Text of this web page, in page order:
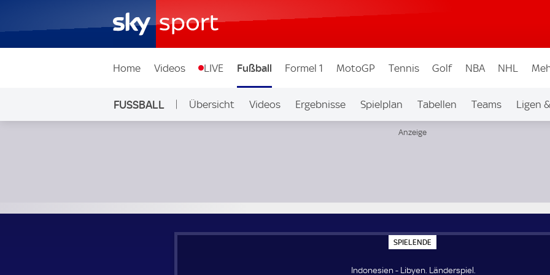
Home Videos LIVE Fußball Formel 1 MotoGP Tennis Golf NBA NHL
FUSSBALL Übersicht Videos Ergebnisse Spielplan Tabellen Teams Ligen
SPIELENDE
P
E
Indonesien - Libyen. Länderspiel.